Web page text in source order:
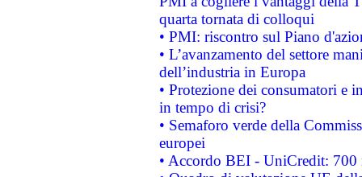
quarta tornata di colloqui
• PMI: riscontro sul Piano
• L’avanzamento del settore
dell’industria in Europa
• Protezione dei consumatori e
in tempo di crisi?
• Semaforo verde della
europei
• Accordo BEI - UniCredit: